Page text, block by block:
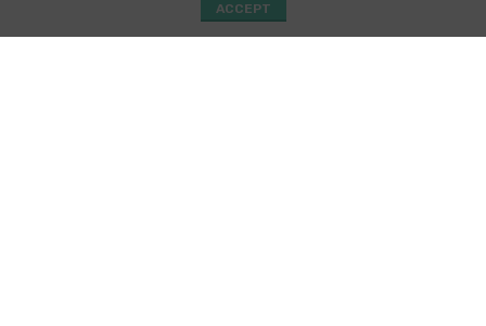
ACCEPT
Especialidades Consultas